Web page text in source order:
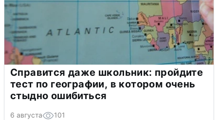
Справится даже школьник: пройдите
тест по географии, в котором очень
стыдно ошибиться
6 августа 101